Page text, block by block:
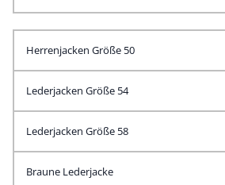
Herrenjacken Größe 50
Lederjacken Größe 54
Lederjacken Größe 58
Braune Lederjacke